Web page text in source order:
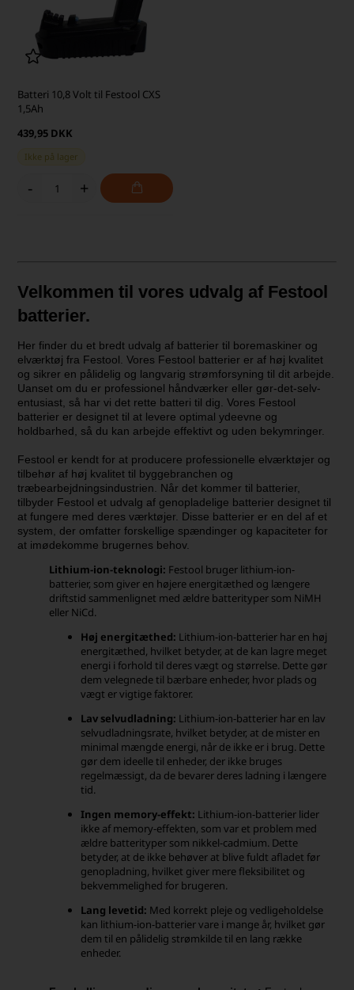
Batteri 10,8 Volt til Festool CXS
1,5Ah
439,95 DKK
Ikke på lager
- +
Velkommen til vores udvalg af Festool
batterier.
Her finder du et bredt udvalg af batterier til boremaskiner og
elværktøj fra Festool. Vores Festool batterier er af høj kvalitet
og sikrer en pålidelig og langvarig strømforsyning til dit arbejde.
Uanset om du er professionel håndværker eller gør-det-selv-
entusiast, så har vi det rette batteri til dig. Vores Festool
batterier er designet til at levere optimal ydeevne og
holdbarhed, så du kan arbejde effektivt og uden bekymringer.
Festool er kendt for at producere professionelle elværktøjer og
tilbehør af høj kvalitet til byggebranchen og
træbearbejdningsindustrien. Når det kommer til batterier,
tilbyder Festool et udvalg af genopladelige batterier designet til
at fungere med deres værktøjer. Disse batterier er en del af et
system, der omfatter forskellige spændinger og kapaciteter for
at imødekomme brugernes behov.
Lithium-ion-teknologi: Festool bruger lithium-ion-
batterier, som giver en højere energitæthed og længere
driftstid sammenlignet med ældre batterityper som NiMH
eller NiCd.
Høj energitæthed: Lithium-ion-batterier har en høj
energitæthed, hvilket betyder, at de kan lagre meget
energi i forhold til deres vægt og størrelse. Dette gør
dem velegnede til bærbare enheder, hvor plads og
vægt er vigtige faktorer.
Lav selvudladning: Lithium-ion-batterier har en lav
selvudladningsrate, hvilket betyder, at de mister en
minimal mængde energi, når de ikke er i brug. Dette
gør dem ideelle til enheder, der ikke bruges
regelmæssigt, da de bevarer deres ladning i længere
tid.
Ingen memory-effekt: Lithium-ion-batterier lider
ikke af memory-effekten, som var et problem med
ældre batterityper som nikkel-cadmium. Dette
betyder, at de ikke behøver at blive fuldt afladet før
genopladning, hvilket giver mere fleksibilitet og
bekvemmelighed for brugeren.
Lang levetid: Med korrekt pleje og vedligeholdelse
kan lithium-ion-batterier vare i mange år, hvilket gør
dem til en pålidelig strømkilde til en lang række
enheder.